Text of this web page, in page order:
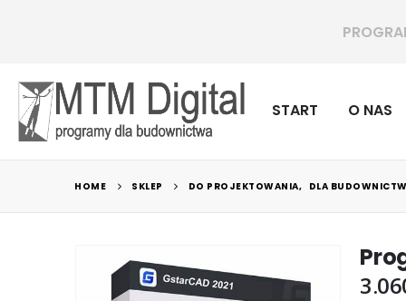
dla
START O NAS
HOME SKLEP DO PROJEKTOWANIA, DLA